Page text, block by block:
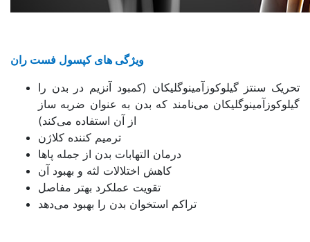
ویژگی ‌های کپسول فست ران
تحریک سنتز گیلوکوزآمینوگلیکان (کمبود آنزیم در بدن را
گیلوکوزآمینوگلیکان می‌نامند که بدن به عنوان ضربه ساز
از آن استفاده می‌کند)
ترمیم کننده کلاژن
درمان التهابات بدن از جمله پاها
کاهش اختلالات لثه و بهبود آن
تقویت عملکرد بهتر مفاصل
تراکم استخوان بدن را بهبود می‌دهد